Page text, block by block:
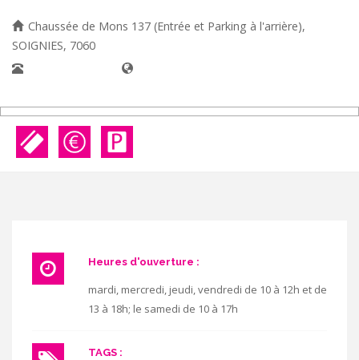
Chaussée de Mons 137 (Entrée et Parking à l'arrière),
SOIGNIES, 7060
Heures d'ouverture :
mardi, mercredi, jeudi, vendredi de 10 à 12h et de
13 à 18h; le samedi de 10 à 17h
TAGS :